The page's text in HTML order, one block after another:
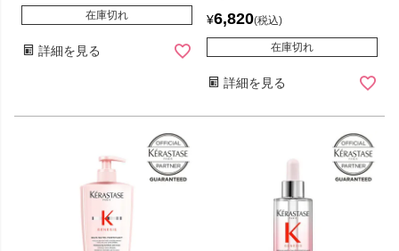
在庫切れ
詳細を見る
¥6,820 税込
在庫切れ
詳細を見る